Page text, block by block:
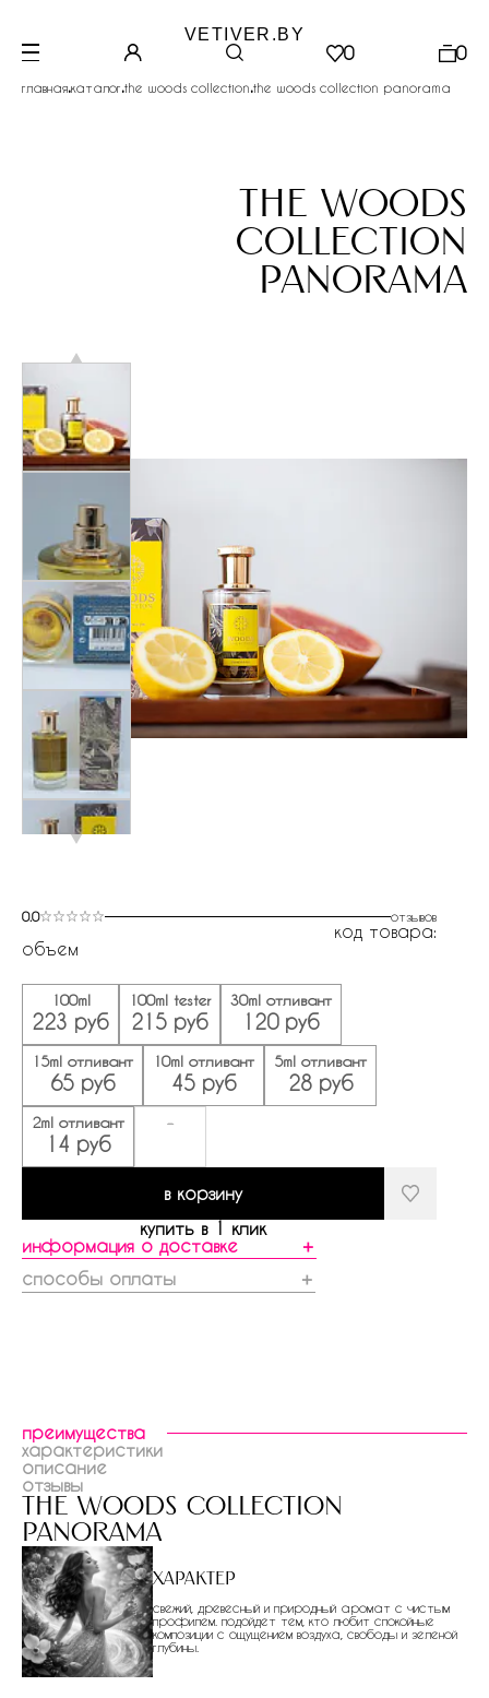
VETIVER.BY
0 0
главная.каталог.the woods collection.the woods collection panorama
the woods
collection
panorama
0.0 отзывов
код товара:
объем
100ml
223 руб
100ml tester
215 руб
30ml отливант
120 руб
15ml отливант
65 руб
10ml отливант
45 руб
5ml отливант
28 руб
2ml отливант
14 руб
-
в корзину
купить в 1 клик
информация о доставке
＋
способы оплаты
＋
преимущества
характеристики
описание
отзывы
the woods collection
panorama
Характер
свежий, древесный и природный аромат с чистым
профилем. подойдет тем, кто любит спокойные
композиции с ощущением воздуха, свободы и зеленой
глубины.